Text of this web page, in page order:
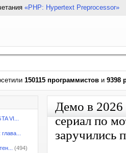
«PHP: Hypertext Preprocessor»
150115 программистов и 9398
VI...
(494)
Демо в 2026
сериал по
заручились